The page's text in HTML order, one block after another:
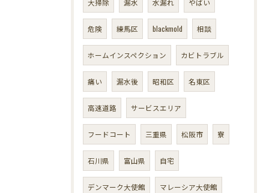
大掃除 漏水 水漏れ やばい
危険 練馬区 blackmold 相談
ホームインスペクション カビトラブル
痛い 漏水後 昭和区 名東区
高速道路 サービスエリア
フードコート 三重県 松阪市 寮
石川県 富山県 自宅
デンマーク大使館 マレーシア大使館